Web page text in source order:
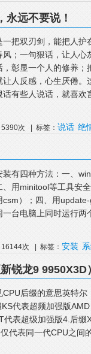
永远不要说！
一把双刃剑，能把人
风；一句狠话，让人
，彰显一个人的修养
让人反感，心生厌倦
话有些人说话，就喜
次 | 标签： 说话 绝
装有四种方法：一、
、用minitool等工具安
csm）；四、用
一台电脑上同时运行
次 | 标签： 安装
锐龙9 9950X3D
CPU后缀的意思英特
代表超频加强版
代表超级加强版4.后缀
代表同一代CPU之间